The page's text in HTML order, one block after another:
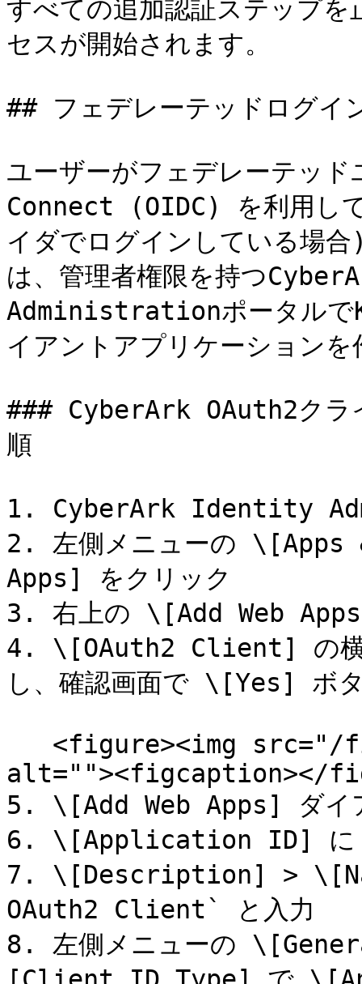
すべての追加認証ステップ
セスが開始されます。
## フェデレーテッドログイ
ユーザーがフェデレーテッ
Connect (OIDC) を利用し
イダでログインしている場
は、管理者権限を持つ
Administrationポータルで
イアントアプリケーション
### CyberArk OAuth2クラ
順
1. CyberArk Identity
2. 左側メニューの
Apps] をクリック
3. 右上の \[Add Web
4. \[OAuth2 Client] の横
し、確認画面で \[Yes] ボ
alt=""><figcaption></
5. \[Add Web Apps] ダイ
6. \[Application ID] に
7. \[Description] >
OAuth2 Client` と入力
8. 左側メニューの